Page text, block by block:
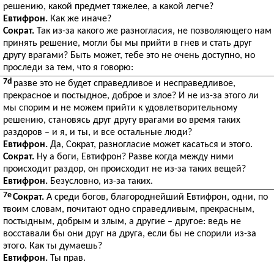
решению, какой предмет тяжелее, а какой легче?
Евтифрон. Как же иначе?
Сократ. Так из-за какого же разногласия, не позволяющего нам
принять решение, могли бы мы прийти в гнев и стать друг
другу врагами? Быть может, тебе это не очень доступно, но
проследи за тем, что я говорю:
7d разве это не будет справедливое и несправедливое,
прекрасное и постыдное, доброе и злое? И не из-за этого ли
мы спорим и не можем прийти к удовлетворительному
решению, становясь друг другу врагами во время таких
раздоров – и я, и ты, и все остальные люди?
Евтифрон. Да, Сократ, разногласие может касаться и этого.
Сократ. Ну а боги, Евтифрон? Разве когда между ними
происходит раздор, он происходит не из-за таких вещей?
Евтифрон. Безусловно, из-за таких.
7eСократ. А среди богов, благороднейший Евтифрон, одни, по
твоим словам, почитают одно справедливым, прекрасным,
постыдным, добрым и злым, а другие – другое: ведь не
восставали бы они друг на друга, если бы не спорили из-за
этого. Как ты думаешь?
Евтифрон. Ты прав.